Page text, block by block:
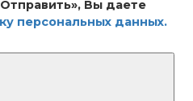
Вы даете
персональных данных.